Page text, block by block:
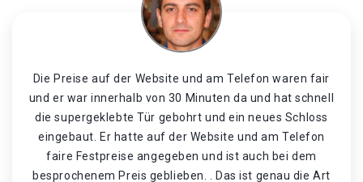
Die Preise auf der Website und am Telefon waren fair
und er war innerhalb von 30 Minuten da und hat schnell
die supergeklebte Tür gebohrt und ein neues Schloss
eingebaut. Er hatte auf der Website und am Telefon
faire Festpreise angegeben und ist auch bei dem
besprochenem Preis geblieben. . Das ist genau die Art